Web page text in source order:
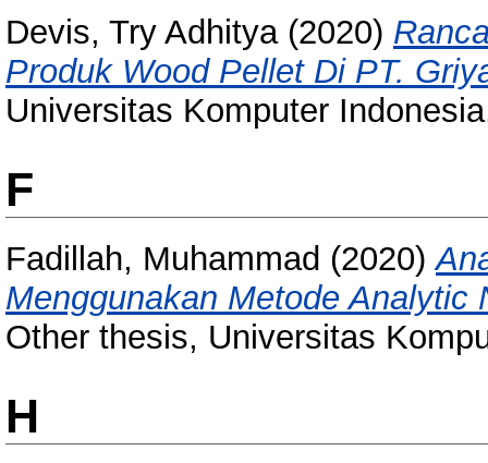
Devis, Try Adhitya(2020)
Produk Wood Pellet Di PT.
Universitas Komputer
F
Fadillah, Muhammad (2020)
Menggunakan Metode Analytic
Other thesis, Universitas
H